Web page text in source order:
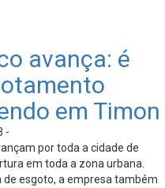
avança: é
em Timon
-
por toda a cidade de
em toda a zona urbana.
esgoto, a empresa também